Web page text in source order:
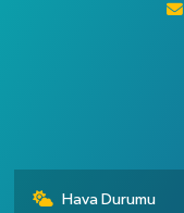
Hava Durumu